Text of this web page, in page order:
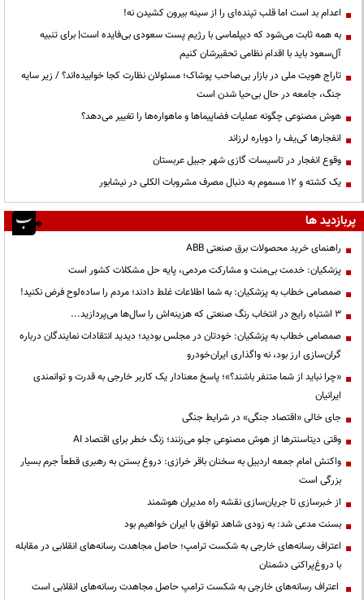
اعدام بد است اما قلب تپنده‌ای را از سینه بیرون کشیدن نه!
به همه ثابت می‌شود که دیپلماسی با رژیم پست سعودی بی‌فایده است| برای تنبیه
آل‌سعود باید با اقدام نظامی تحقیرشان کنیم
تاراج هویت ملی در بازار بی‌صاحب پوشاک؛ مسئولان نظارت کجا خوابیده‌اند؟ / زیر سایه
جنگ، جامعه در حال بی‌حیا شدن است
هوش مصنوعی چگونه عملیات فضاپیماها و ماهواره‌ها را تغییر می‌دهد؟
انفجارها کی‌یف را دوباره لرزاند
وقوع انفجار در تاسیسات گازی شهر جبیل عربستان
یک کشته و ۱۲ مسموم به دنبال مصرف مشروبات الکلی در نیشابور
پربازدید ها
راهنمای خرید محصولات برق صنعتی ABB
پزشکیان: خدمت بی‌منت و مشارکت مردمی، پایه حل مشکلات کشور است
صمصامی خطاب به پزشکیان: به شما اطلاعات غلط دادند؛ مردم را ساده‌لوح فرض نکنید!
3 اشتباه رایج در انتخاب رنگ صنعتی که هزینه‌اش را سال‌ها می‌پردازید...
صمصامی خطاب به پزشکیان: خودتان در مجلس بودید؛ دیدید انتقادات نمایندگان درباره
گران‌سازی ارز بود، نه واگذاری ایران‌خودرو
«چرا نباید از شما متنفر باشند؟»؛ پاسخ معنادار یک کاربر خارجی به قدرت و توانمندی
ایرانیان
جای خالی «اقتصاد جنگی» در شرایط جنگی
وقتی دیتاسنترها از هوش مصنوعی جلو می‌زنند؛ زنگ خطر برای اقتصاد AI
واکنش امام جمعه اردبیل به سخنان باقر خرازی: دروغ بستن به رهبری قطعاً جرم بسیار
بزرگی است
از خبرسازی تا جریان‌سازی نقشه راه مدیران هوشمند
بسنت مدعی شد: به زودی شاهد توافق با ایران خواهیم بود
اعتراف رسانه‌های خارجی به شکست ترامپ؛ حاصل مجاهدت رسانه‌های انقلابی در مقابله
با دروغ‌پراکنی دشمنان
اعتراف رسانه‌های خارجی به شکست ترامپ حاصل مجاهدت رسانه‌های انقلابی است